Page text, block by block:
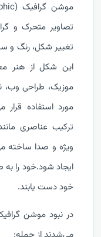
تصاویر متحرک و
تغییر شکل، رنگ و
این شکل از هنر
موزیک، طراحی وب،
مورد استفاده
ترکیب عناصری
ویژه و صدا ساخته
ایجاد شود.خود را
خود دست یابند.
در نبود موشن